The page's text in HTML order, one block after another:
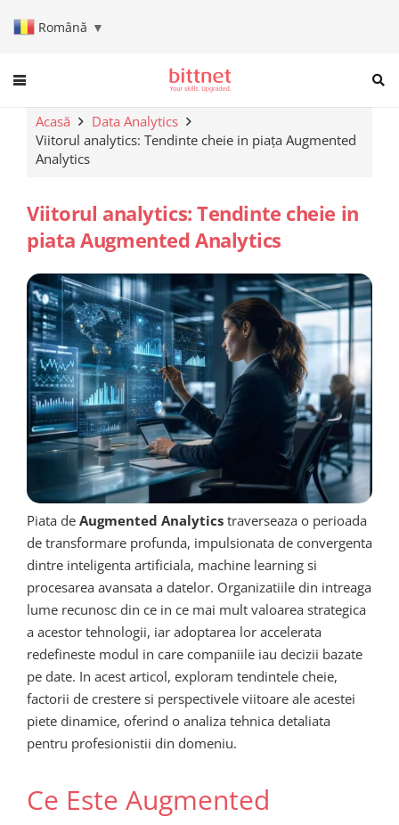
Română ▼
When autocomplete results
Acasă
Data Analytics
Viitorul analytics: Tendinte cheie in piața Augmented
Analytics
Viitorul analytics: Tendinte cheie in
piata Augmented Analytics
Piata de Augmented Analytics traverseaza o perioada
de transformare profunda, impulsionata de convergenta
dintre inteligenta artificiala, machine learning si
procesarea avansata a datelor. Organizatiile din intreaga
lume recunosc din ce in ce mai mult valoarea strategica
a acestor tehnologii, iar adoptarea lor accelerata
redefineste modul in care companiile iau decizii bazate
pe date. In acest articol, exploram tendintele cheie,
factorii de crestere si perspectivele viitoare ale acestei
piete dinamice, oferind o analiza tehnica detaliata
pentru profesionistii din domeniu.
Ce Este Augmented